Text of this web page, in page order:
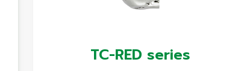
TC-RED series